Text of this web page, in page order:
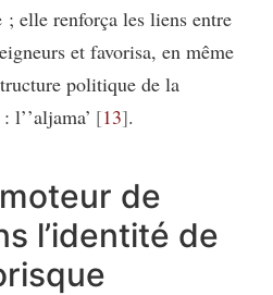
; elle renforça les liens entre
et favorisa, en même
politique de la
l’’aljama’ 13 .
de
l’identité de